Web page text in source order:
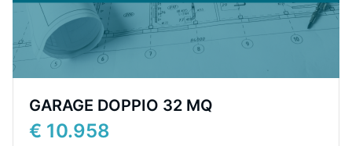
GARAGE DOPPIO 32 MQ
€ 10.958